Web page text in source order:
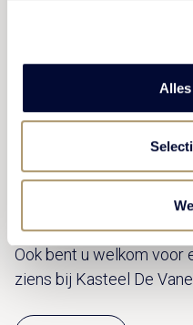
Wilt u vergaderen
Vanenburg? Neem
medewerkers
maat. Wij informeren u
Ook bent u welkom voor
ziens bij Kasteel De